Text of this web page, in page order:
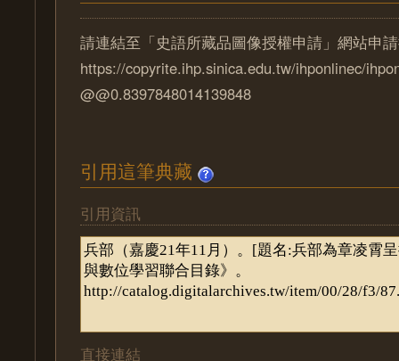
請連結至「史語所藏品圖像授權申請」網站申
https://copyrite.ihp.sinica.edu.tw/ihponlinec/
@@0.8397848014139848
引用這筆典藏
引用資訊
直接連結